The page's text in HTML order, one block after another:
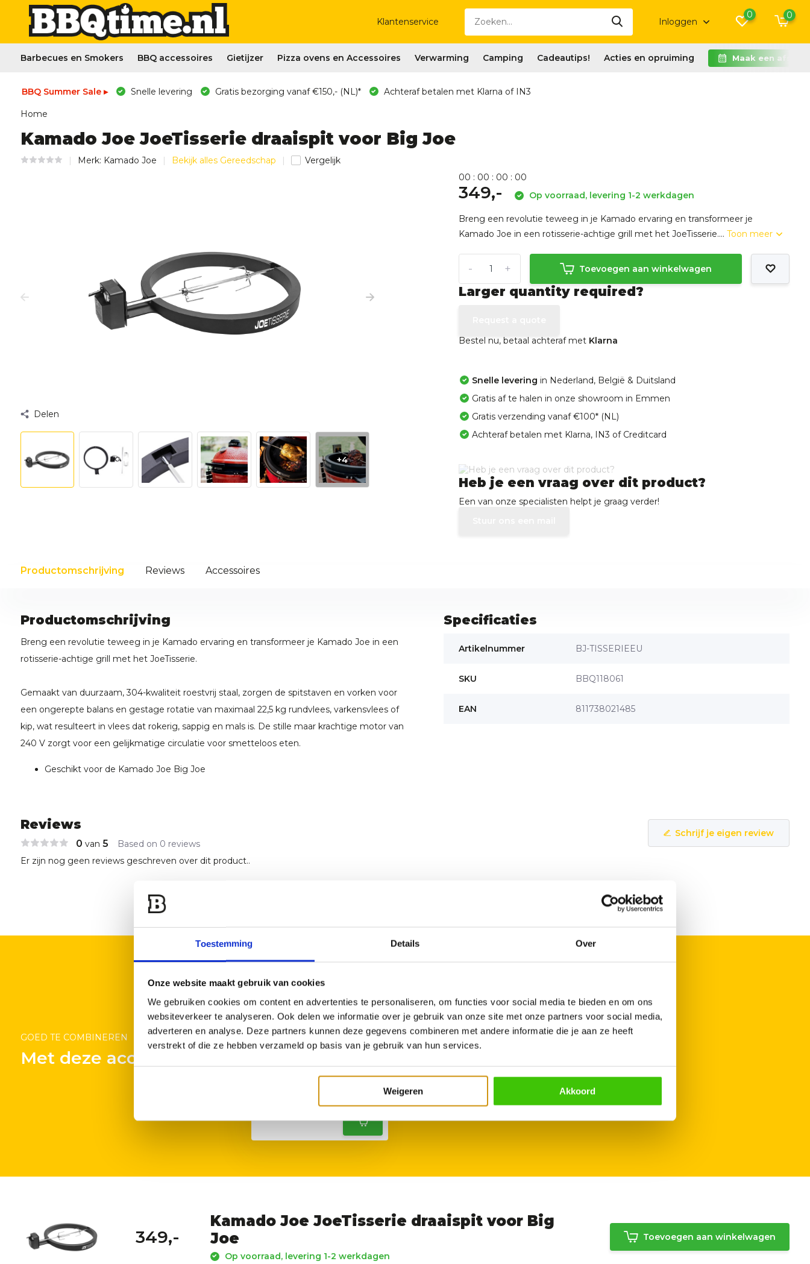
Toestemming Details Over
Onze website maakt gebruik van cookies
We gebruiken cookies om content en advertenties te personaliseren, om functies voor social media te bieden en om ons
websiteverkeer te analyseren. Ook delen we informatie over je gebruik van onze site met onze partners voor social media,
adverteren en analyse. Deze partners kunnen deze gegevens combineren met andere informatie die je aan ze heeft
verstrekt of die ze hebben verzameld op basis van je gebruik van hun services.
Weigeren Akkoord
Klantenservice Inloggen
0 0
Barbecues en Smokers BBQ accessoires Gietijzer Pizza ovens en Accessoires Verwarming Camping Cadeautips! Acties en opruiming Maak een
BBQ Summer Sale ▸ Snelle levering Gratis bezorging vanaf €150,- (NL)* Achteraf betalen met Klarna of IN3
Home
Kamado Joe JoeTisserie draaispit voor Big Joe
Merk: Kamado Joe Bekijk alles Gereedschap Vergelijk
Delen
+4
00 : 00 : 00 : 00
349,- Op voorraad, levering 1-2 werkdagen
Breng een revolutie teweeg in je Kamado ervaring en transformeer je
Kamado Joe in een rotisserie-achtige grill met het JoeTisserie....Toon meer
+
- Toevoegen aan winkelwagen
Larger quantity required?
Bestel nu, betaal achteraf met Klarna
Snelle levering in Nederland, België & Duitsland
Gratis af te halen in onze showroom in Emmen
Gratis verzending vanaf €100* (NL)
Achteraf betalen met Klarna, IN3 of Creditcard
Heb je een vraag over dit product?
Een van onze specialisten helpt je graag verder!
Productomschrijving Reviews Accessoires
Productomschrijving
Breng een revolutie teweeg in je Kamado ervaring en transformeer je Kamado Joe in een
rotisserie-achtige grill met het JoeTisserie.
Gemaakt van duurzaam, 304-kwaliteit roestvrij staal, zorgen de spitstaven en vorken voor
een ongerepte balans en gestage rotatie van maximaal 22,5 kg rundvlees, varkensvlees of
kip, wat resulteert in vlees dat rokerig, sappig en mals is. De stille maar krachtige motor van
240 V zorgt voor een gelijkmatige circulatie voor smetteloos eten.
Geschikt voor de Kamado Joe Big Joe
Specificaties
Artikelnummer BJ-TISSERIEEU
SKU BBQ118061
EAN 811738021485
Reviews
0 van 5 Based on 0 reviews
Schrijf je eigen review
Er zijn nog geen reviews geschreven over dit product..
GOED TE COMBINEREN
Met deze accessoires
Kamado Joe JoeTisserie
Basket Kit
349,-
Kamado Joe JoeTisserie draaispit voor Big
Joe
Op voorraad, levering 1-2 werkdagen
Toevoegen aan winkelwagen